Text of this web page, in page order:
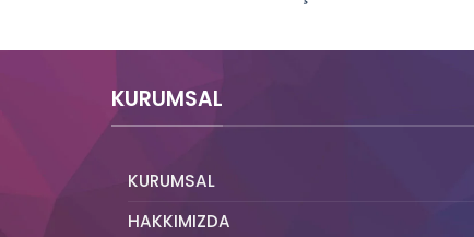
KURUMSAL
KURUMSAL
HAKKIMIZDA